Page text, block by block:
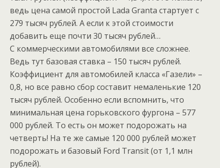
ведь цена самой простой Lada Granta стартует с
279 тысяч рублей. А если к этой стоимости
добавить еще почти 30 тысяч рублей…
С коммерческими автомобилями все сложнее.
Ведь тут базовая ставка – 150 тысяч рублей.
Коэффициент для автомобилей класса «Газели» –
0,8, но все равно сбор составит немаленькие 120
тысяч рублей. Особенно если вспомнить, что
минимальная цена горьковского фургона – 577
000 рублей. То есть он может подорожать на
четверть! На те же самые 120 000 рублей может
подорожать и базовый Ford Transit (от 1,1 млн
рублей).